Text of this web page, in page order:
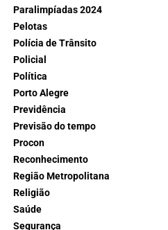
Paralimpíadas 2024
Pelotas
Polícia de Trânsito
Policial
Política
Porto Alegre
Previdência
Previsão do tempo
Procon
Reconhecimento
Região Metropolitana
Religião
Saúde
Segurança